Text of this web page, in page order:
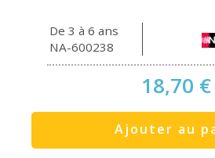
De 3 à 6 ans
NA-600238
18,70 €
Ajouter au